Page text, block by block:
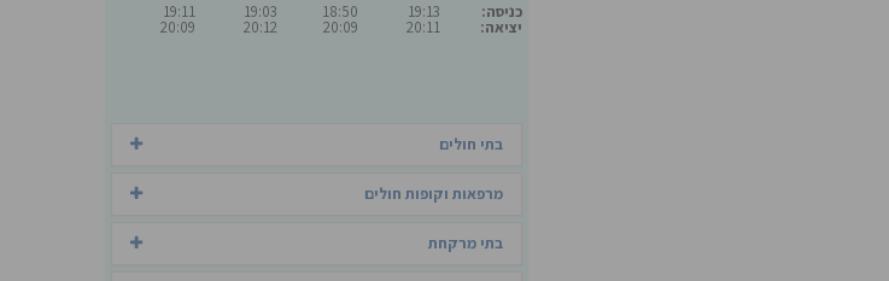
כניסה:
יציאה:
19:13
20:11
18:50
20:09
19:03
20:12
19:11
20:09
בתי חולים
מרפאות וקופות חולים
בתי מרקחת